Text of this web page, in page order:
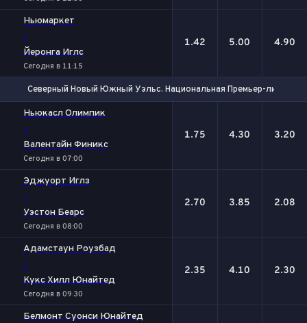
Ньюмаркет
-
Йеронга Иглс
Сегодня в 11:15
1.42 5.00 4.90
Северный Новый Южный Уэльс. Национальная Премьер-лига
Ньюкасл Олимпик
-
Валентайн Финикс
Сегодня в 07:00
1.75 4.30 3.20
Эджуорт Иглз
-
Уэстон Беарс
Сегодня в 08:00
2.70 3.85 2.08
Адамстаун Роузбад
-
Кукс Хилл Юнайтед
Сегодня в 09:30
2.35 4.10 2.30
Белмонт Суонси Юнайтед